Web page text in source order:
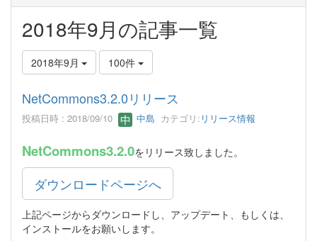
2018年9月の記事一覧
2018年9月 100件
NetCommons3.2.0リリース
投稿日時 : 2018/09/10 中島 カテゴリ: リリース情報
NetCommons3.2.0をリリース致しました。
ダウンロードページへ
上記ページからダウンロードし、アップデート、もしくは、
インストールをお願いします。